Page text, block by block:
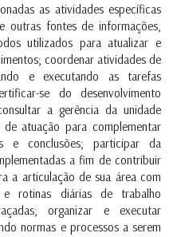
as atividades específicas
outras fontes de informações,
utilizados para atualizar e
coordenar atividades de
e executando as tarefas
se do desenvolvimento
a gerência da unidade
atuação para complementar
e conclusões; participar da
a fim de contribuir
a articulação de sua área com
e rotinas diárias de trabalho
organizar e executar
normas e processos a serem